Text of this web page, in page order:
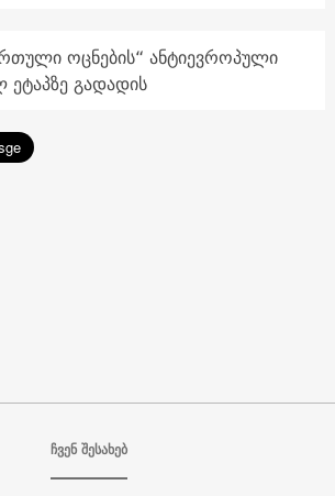
ოცნების“ ანტიევროპული
გადადის
ჩვენ შესახებ